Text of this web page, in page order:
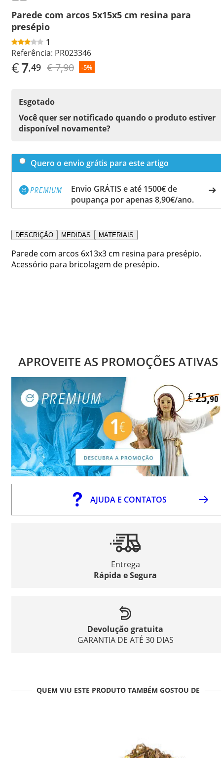
Parede com arcos 5x15x5 cm resina para
presépio
1
Referência: PR023346
€7,49 € 7,90 -5%
Esgotado
Você quer ser notificado quando o produto estiver
disponível novamente?
Quero o envio grátis para este artigo
Envio GRÁTIS e até 1500€ de
poupança por apenas 8,90€/ano.
DESCRIÇÃO MEDIDAS MATERIAIS
Parede com arcos 6x13x3 cm resina para presépio.
Acessório para bricolagem de presépio.
APROVEITE AS PROMOÇÕES ATIVAS
AJUDA E CONTATOS
Entrega
Rápida e Segura
Devolução gratuita
GARANTIA DE ATÉ 30 DIAS
QUEM VIU ESTE PRODUTO TAMBÉM GOSTOU DE